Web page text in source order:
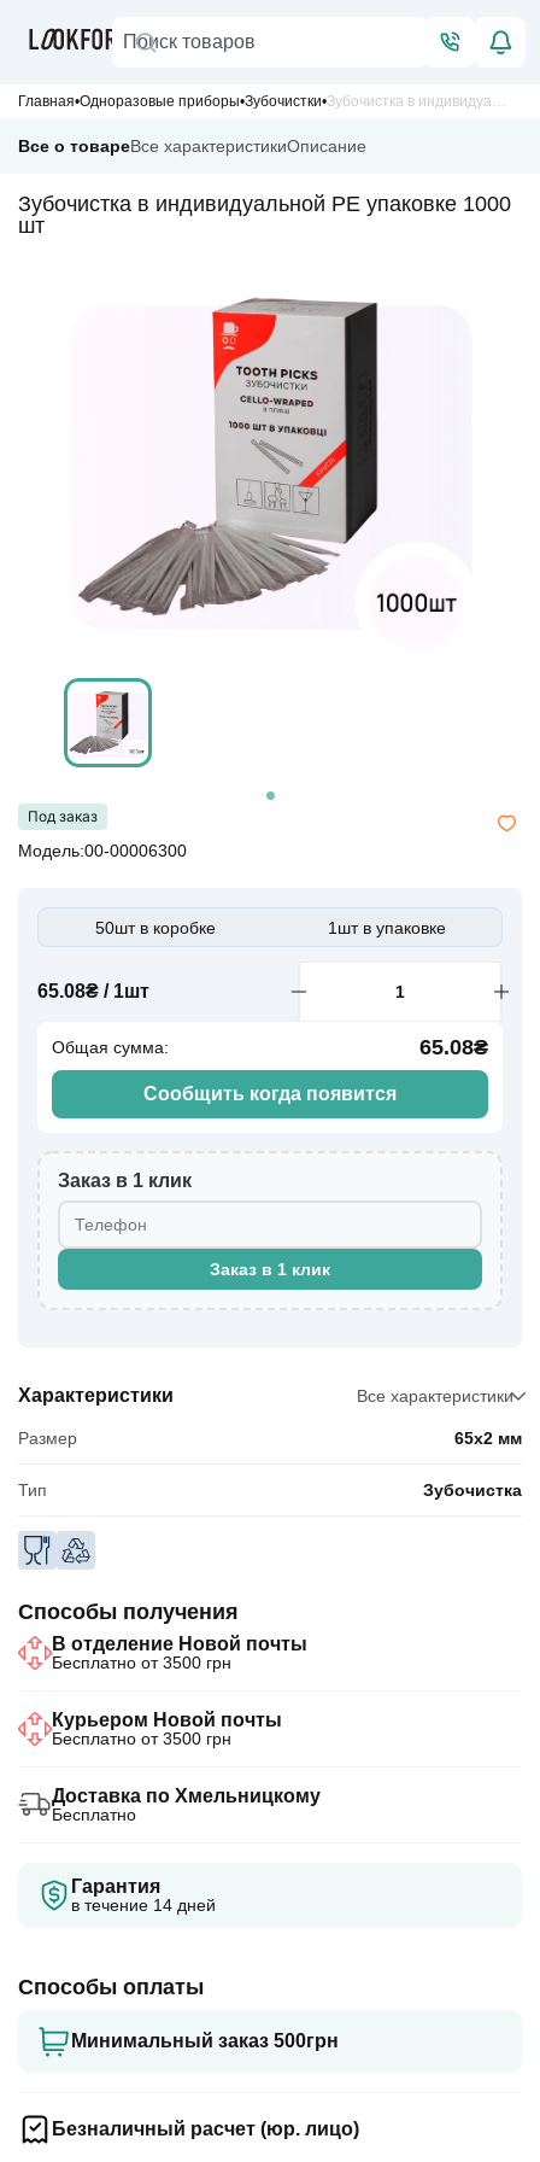
Главная Одноразовые приборы Зубочистки Зубочистка в индивидуальной PE упаковке 1000 шт
Все о товареВсе характеристикиОписание
Зубочистка в индивидуальной PE упаковке 1000
шт
Под заказ
Модель:00-00006300
50шт в коробке 1шт в упаковке
65.08₴ / 1шт
Общая сумма: 65.08₴
Сообщить когда появится
Заказ в 1 клик
Заказ в 1 клик
Характеристики Все характеристики
Размер 65х2 мм
Тип Зубочистка
Способы получения
В отделение Новой почты
Бесплатно от 3500 грн
Курьером Новой почты
Бесплатно от 3500 грн
Доставка по Хмельницкому
Бесплатно
Гарантия
в течение 14 дней
Способы оплаты
Минимальный заказ 500грн
Безналичный расчет (юр. лицо)